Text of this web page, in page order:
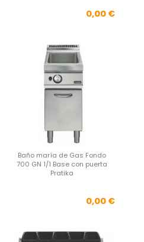
Precio
0,00 €
Baño maría de Gas Fondo
700 GN 1/1 Base con puerta
Pratika
Precio
0,00 €